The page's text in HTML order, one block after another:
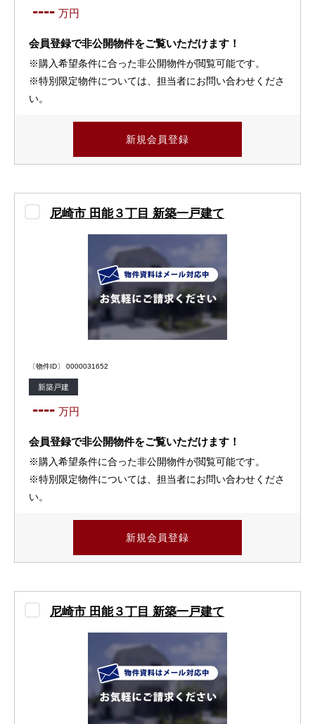
---- 万円
会員登録で非公開物件をご覧いただけます！
※購入希望条件に合った非公開物件が閲覧可能です。
※特別限定物件については、担当者にお問い合わせくださ
い。
新規会員登録
尼崎市 田能３丁目 新築一戸建て
〔物件ID〕 0000031652
新築戸建
---- 万円
会員登録で非公開物件をご覧いただけます！
※購入希望条件に合った非公開物件が閲覧可能です。
※特別限定物件については、担当者にお問い合わせくださ
い。
新規会員登録
尼崎市 田能３丁目 新築一戸建て